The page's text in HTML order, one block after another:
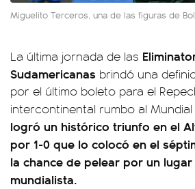
Miguelito Terceros, una de las figuras de
La última jornada de las
Sudamericanas brindó una
por el último boleto para el
intercontinental rumbo al Mundial
logró un histórico triunfo en el
por 1-0 que lo colocó en el
la chance de pelear por un
mundialista.